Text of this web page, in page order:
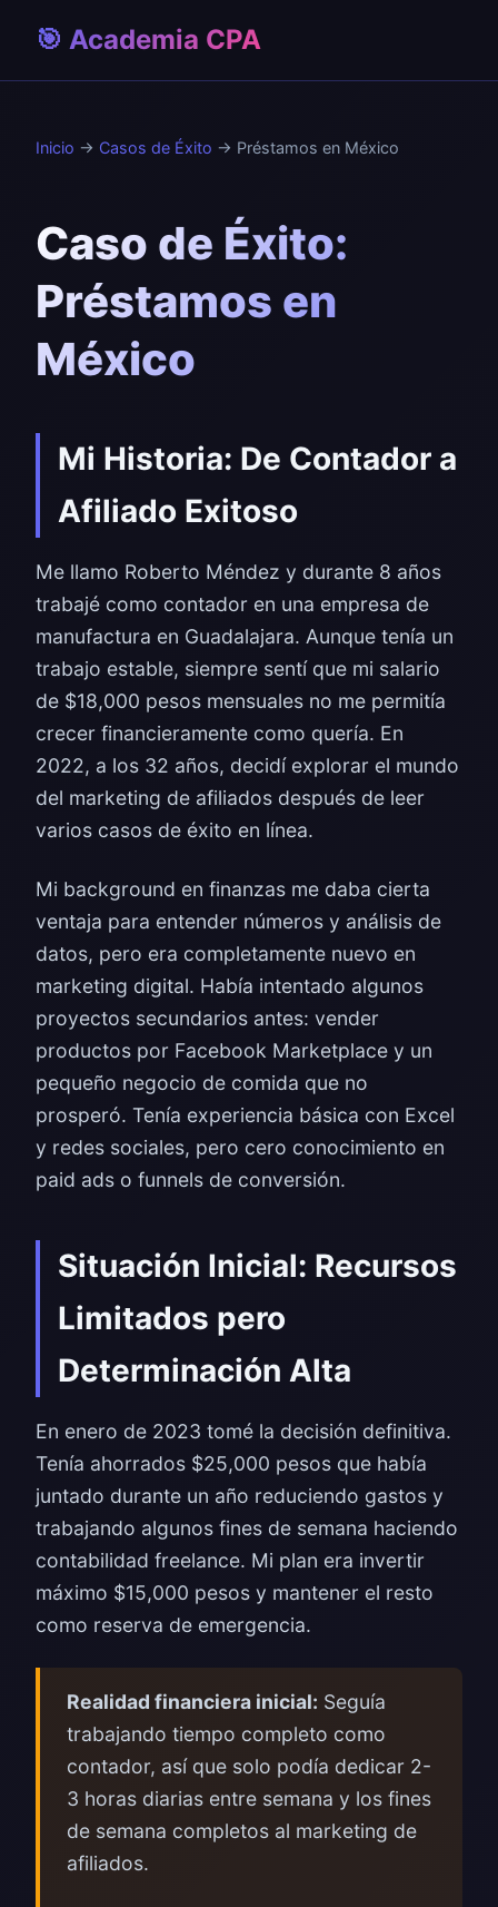
🎯 Academia CPA
Inicio → Casos de Éxito → Préstamos en México
Caso de Éxito:
Préstamos en
México
Mi Historia: De Contador a
Afiliado Exitoso
Me llamo Roberto Méndez y durante 8 años
trabajé como contador en una empresa de
manufactura en Guadalajara. Aunque tenía un
trabajo estable, siempre sentí que mi salario
de $18,000 pesos mensuales no me permitía
crecer financieramente como quería. En
2022, a los 32 años, decidí explorar el mundo
del marketing de afiliados después de leer
varios casos de éxito en línea.
Mi background en finanzas me daba cierta
ventaja para entender números y análisis de
datos, pero era completamente nuevo en
marketing digital. Había intentado algunos
proyectos secundarios antes: vender
productos por Facebook Marketplace y un
pequeño negocio de comida que no
prosperó. Tenía experiencia básica con Excel
y redes sociales, pero cero conocimiento en
paid ads o funnels de conversión.
Situación Inicial: Recursos
Limitados pero
Determinación Alta
En enero de 2023 tomé la decisión definitiva.
Tenía ahorrados $25,000 pesos que había
juntado durante un año reduciendo gastos y
trabajando algunos fines de semana haciendo
contabilidad freelance. Mi plan era invertir
máximo $15,000 pesos y mantener el resto
como reserva de emergencia.
Realidad financiera inicial: Seguía
trabajando tiempo completo como
contador, así que solo podía dedicar 2-
3 horas diarias entre semana y los fines
de semana completos al marketing de
afiliados.